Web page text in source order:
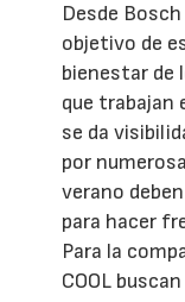
Desde
objetivo de
bienestar de
que trabajan
se da
por
verano
para hacer
Para la
COOL